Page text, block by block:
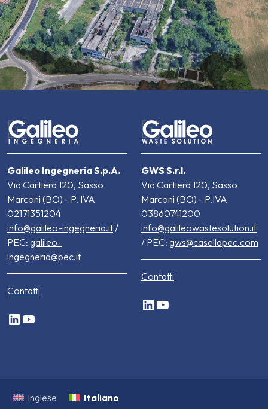
Galileo Ingegneria S.p.A.
Via Cartiera 120, Sasso
Marconi (BO) - P. IVA
02171351204
info@galileo-ingegneria.it /
PEC: galileo-
ingegneria@pec.it
Contatti
LinkedIn YouTube
GWS S.r.l.
Via Cartiera 120, Sasso
Marconi (BO) - P.IVA
03860741200
info@galileowastesolution.it
/ PEC: gws@casellapec.com
Contatti
LinkedIn YouTube
Inglese Italiano